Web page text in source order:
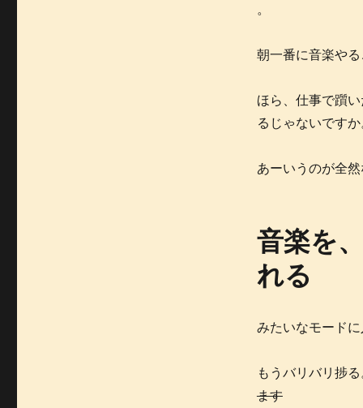
。
朝一番に音楽や
ほら、仕事で躓
るじゃないです
あーいうのが全
音楽を
れる
みたいなモード
もうバリバリ捗
ます